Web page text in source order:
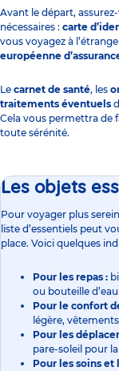
Avant le départ,
nécessaires : carte
vous voyagez à
européenne
Le carnet de santé, les
traitements éventuels
Cela vous permettra de
toute sérénité.
Les objets
Pour voyager plus
liste d’essentiels peut
place. Voici quelques
Pour les repas :
ou bouteille d’eau
Pour le confort
légère,
Pour les
pare-soleil pour
Pour les soins et